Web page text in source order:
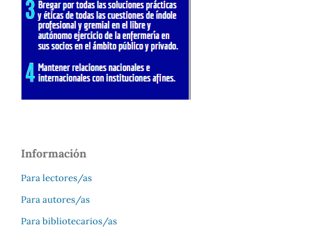
Información
Para lectores/as
Para autores/as
Para bibliotecarios/as